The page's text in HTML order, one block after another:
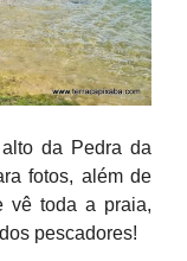
da Pedra da
fotos, além de
vê toda a praia,
pescadores!